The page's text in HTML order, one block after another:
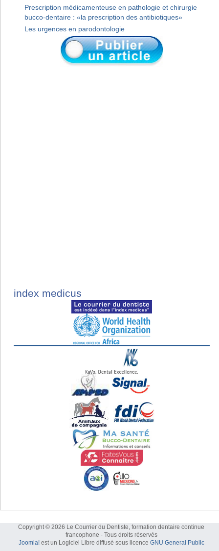
Prescription médicamenteuse en pathologie et chirurgie
bucco-dentaire : «la prescription des antibiotiques»
Les urgences en parodontologie
index medicus
Copyright © 2026 Le Courrier du Dentiste, formation dentaire continue
francophone - Tous droits réservés
Joomla!est un Logiciel Libre diffusé sous licence GNU General Public